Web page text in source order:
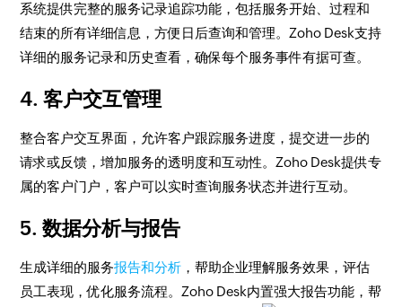
系统提供完整的服务记录追踪功能，包括服务开始、过程和
结束的所有详细信息，方便日后查询和管理。Zoho Desk支持
详细的服务记录和历史查看，确保每个服务事件有据可查。
4. 客户交互管理
整合客户交互界面，允许客户跟踪服务进度，提交进一步的
请求或反馈，增加服务的透明度和互动性。Zoho Desk提供专
属的客户门户，客户可以实时查询服务状态并进行互动。
5. 数据分析与报告
生成详细的服务报告和分析 ，帮助企业理解服务效果，评估
员工表现，优化服务流程。Zoho Desk内置强大报告功能，帮